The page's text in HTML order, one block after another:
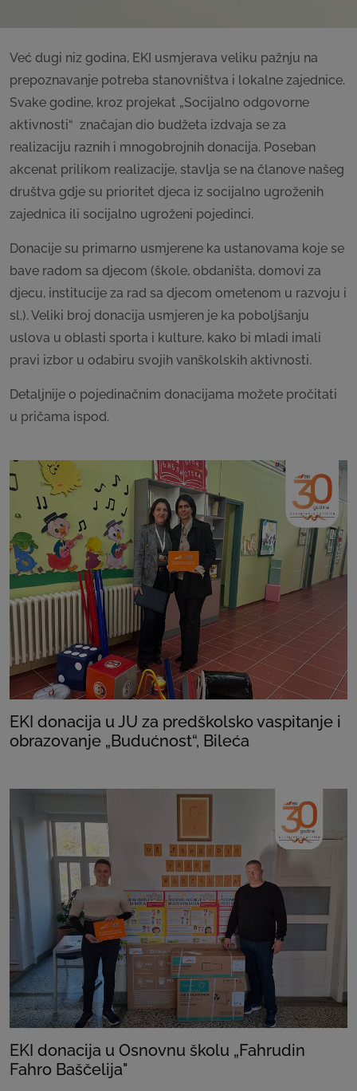
Već dugi niz godina, EKI usmjerava veliku pažnju na
prepoznavanje potreba stanovništva i lokalne zajednice.
Svake godine, kroz projekat „Socijalno odgovorne
aktivnosti“ značajan dio budžeta izdvaja se za
realizaciju raznih i mnogobrojnih donacija. Poseban
akcenat prilikom realizacije, stavlja se na članove našeg
društva gdje su prioritet djeca iz socijalno ugroženih
zajednica ili socijalno ugroženi pojedinci.
Donacije su primarno usmjerene ka ustanovama koje se
bave radom sa djecom (škole, obdaništa, domovi za
djecu, institucije za rad sa djecom ometenom u razvoju i
sl.). Veliki broj donacija usmjeren je ka poboljšanju
uslova u oblasti sporta i kulture, kako bi mladi imali
pravi izbor u odabiru svojih vanškolskih aktivnosti.
Detaljnije o pojedinačnim donacijama možete pročitati
u pričama ispod.
EKI donacija u JU za predškolsko vaspitanje i
obrazovanje „Budućnost“, Bileća
EKI donacija u Osnovnu školu „Fahrudin
Fahro Baščelija"